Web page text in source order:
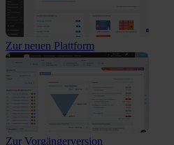
Zur neuen Plattform
Zur Vorgängerversion